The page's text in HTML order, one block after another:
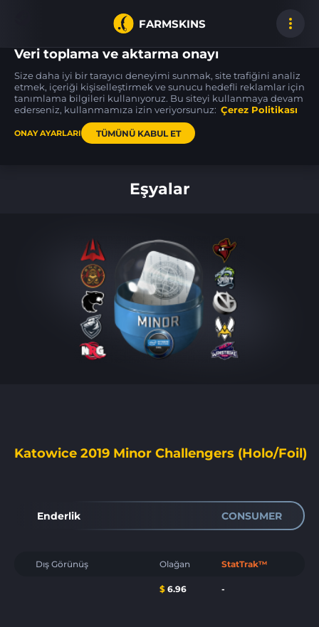
FARMSKINS
M4A1-S
Night Terror MW
M4A1-S
Nitro BS
Sticker
AKickflip-47
Eşyalar
Katowice 2019 Minor Challengers (Holo/Foil)
Enderlik CONSUMER
Dış Görünüş Olağan StatTrak™
$ 6.96 -
Veri toplama ve aktarma onayı
Size daha iyi bir tarayıcı deneyimi sunmak, site trafiğini analiz
etmek, içeriği kişiselleştirmek ve sunucu hedefli reklamlar için
tanımlama bilgileri kullanıyoruz. Bu siteyi kullanmaya devam
ederseniz, kullanmamıza izin veriyorsunuz: Çerez Politikası
ONAY AYARLARI TÜMÜNÜ KABUL ET